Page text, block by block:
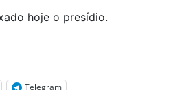
hoje o presídio.
Telegram